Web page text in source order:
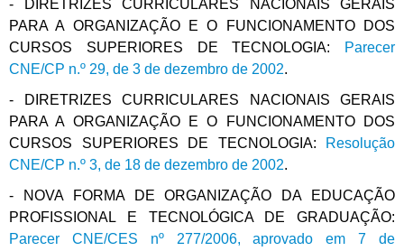
- DIRETRIZES CURRICULARES NACIONAIS GERAIS
PARA A ORGANIZAÇÃO E O FUNCIONAMENTO DOS
CURSOS SUPERIORES DE TECNOLOGIA:
Parecer
CNE/CP n.º 29, de 3 de dezembro de 2002.
- DIRETRIZES CURRICULARES NACIONAIS GERAIS
PARA A ORGANIZAÇÃO E O FUNCIONAMENTO DOS
CURSOS SUPERIORES DE TECNOLOGIA:
Resolução
CNE/CP n.º 3, de 18 de dezembro de 2002.
- NOVA FORMA DE ORGANIZAÇÃO DA EDUCAÇÃO
PROFISSIONAL E TECNOLÓGICA DE GRADUAÇÃO:
Parecer CNE/CES nº 277/2006, aprovado em 7 de